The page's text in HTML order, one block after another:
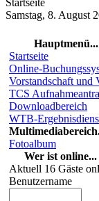
Samstag, 8. August
Hauptmenü...
Startseite
Online-
Vorstandschaft und
TCS
Downloadbereich
WTB-
Fotoalbum
Wer ist online...
Aktuell 16 Gäste
Benutzername